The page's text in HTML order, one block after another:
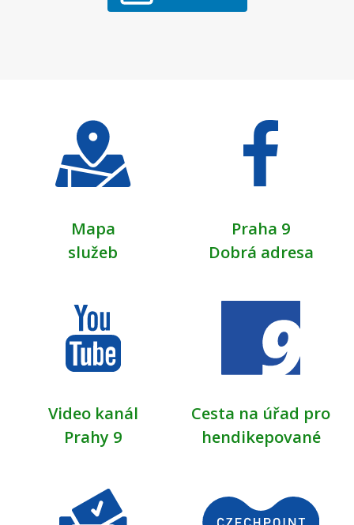
Mapa
služeb
Praha 9
Dobrá adresa
Video kanál
Prahy 9
Cesta na úřad pro
hendikepované